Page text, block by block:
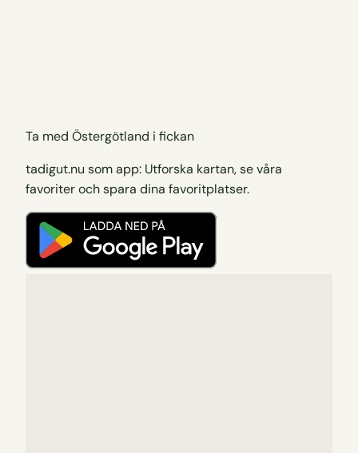
Ta med Östergötland i fickan
tadigut.nu som app: Utforska kartan, se våra
favoriter och spara dina favoritplatser.